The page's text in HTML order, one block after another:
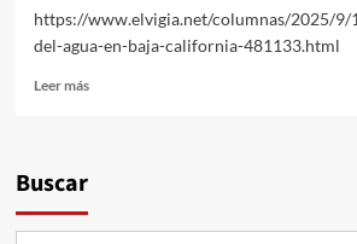
https://www.elvigia.net/columnas/2025/9/
del-agua-en-baja-california-481133.html
Leer másLeer
Agua
Buscar